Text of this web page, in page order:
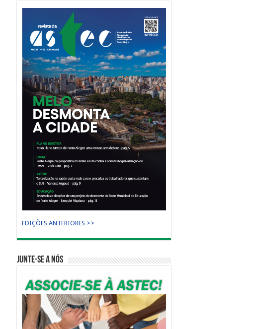
EDIÇÕES ANTERIORES >>
Junte-se a nós